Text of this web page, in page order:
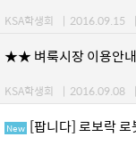
KSA학생회 | 2016.09.15 |
★★ 벼룩시장 이용안
KSA학생회 | 2016.09.08 |
New [팝니다] 로보락